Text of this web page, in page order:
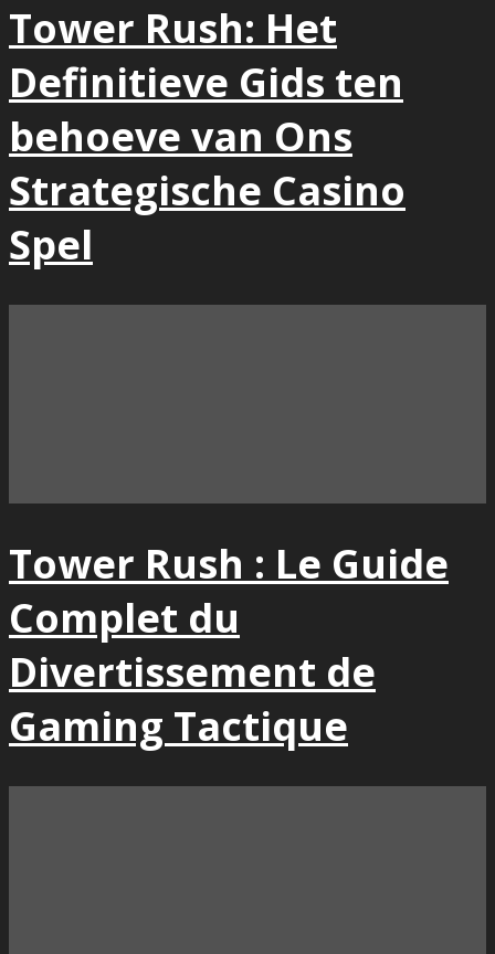
Tower Rush: Het
Definitieve Gids ten
behoeve van Ons
Strategische Casino
Spel
Tower Rush : Le Guide
Complet du
Divertissement de
Gaming Tactique